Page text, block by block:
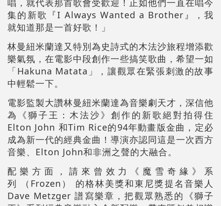
集的新歌『I Always Wanted a Brother』，我
就知道那是一首好歌！」
林曼紐米蘭達又特別為史詩式的木法沙旅程增添歡
樂氣氛，在電影中段創作一些搞笑歌曲，希望一如
「Hakuna Matata」，讓觀眾在緊張刺激的故事
中輕鬆一下。
電影監製大讚林曼紐米蘭達為音樂劇天才，深信他
為《獅子王：木法沙》創作的新歌絕對拍得住
Elton John 和Tim Rice的94年動畫版金曲，定必
成為新一代的經典金曲！導演亦認同這是一次西方
音樂、Elton John和非洲之聲的大融合。
配樂方面，請來曾效力《魔雪奇緣》系
列 （Frozen） 的格林美獎和東尼獎提名音樂人
Dave Metzger 譜寫樂章，把觀眾熟悉的《獅子